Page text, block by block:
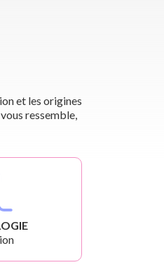
et les origines
ressemble,